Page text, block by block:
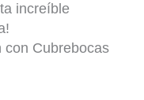
increíble
con Cubrebocas